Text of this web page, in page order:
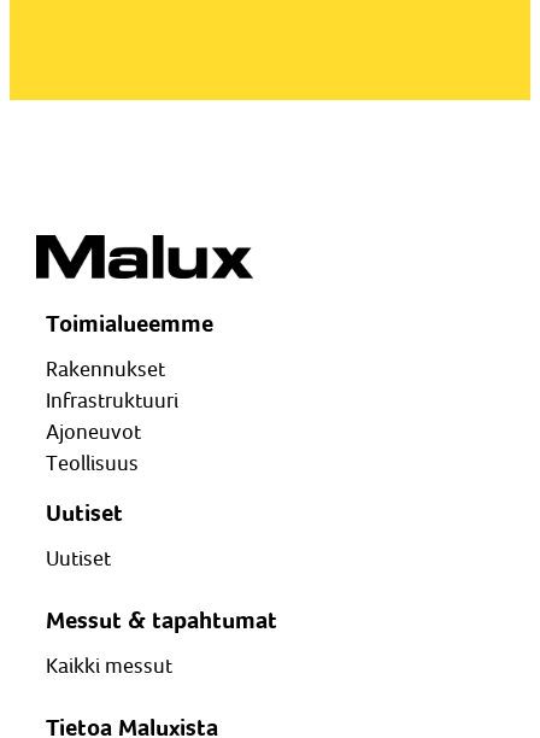
Toimialueemme
Rakennukset
Infrastruktuuri
Ajoneuvot
Teollisuus
Uutiset
Uutiset
Messut & tapahtumat
Kaikki messut
Tietoa Maluxista